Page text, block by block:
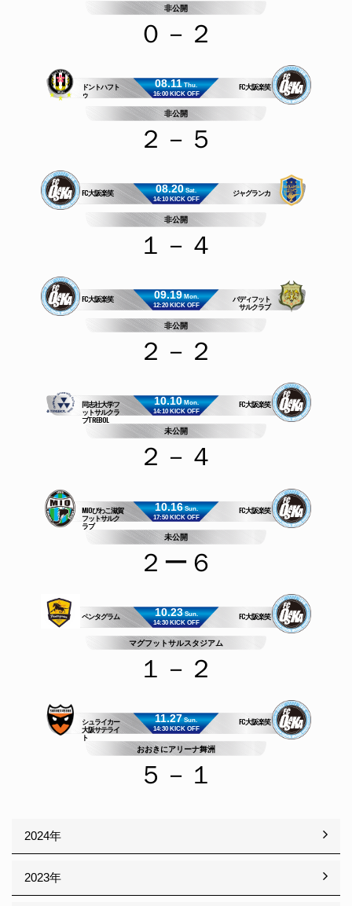
非公開
０－２
ドントハフト
ゥ
08.11 Thu.
16:00 KICK OFF
FC大阪楽笑
非公開
２－５
FC大阪楽笑 08.20Sat.
14:10 KICK OFF
ジャグランカ
非公開
１－４
FC大阪楽笑 09.19Mon.
12:20 KICK OFF
バディフット
サルクラブ
非公開
２－２
同志社大学フ
ットサルクラ
ブTREBOL
10.10Mon.
14:10 KICK OFF
FC大阪楽笑
未公開
２－４
MIOびわこ滋賀
フットサルク
ラブ
10.16Sun.
17:50 KICK OFF
FC大阪楽笑
未公開
２ー６
ペンタグラム 10.23Sun.
14:30 KICK OFF
FC大阪楽笑
マグフットサルスタジアム
１－２
シュライカー
大阪サテライ
ト
11.27Sun.
14:30 KICK OFF
FC大阪楽笑
おおきにアリーナ舞洲
５－１
2024年
2023年